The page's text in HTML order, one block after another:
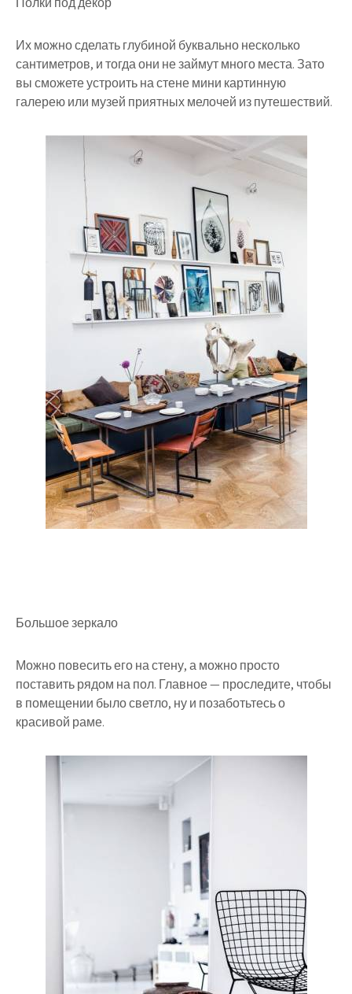
Их можно сделать глубиной буквально несколько
сантиметров, и тогда они не займут много места. Зато
вы сможете устроить на стене мини картинную
галерею или музей приятных мелочей из путешествий.
Большое зеркало
Можно повесить его на стену, а можно просто
поставить рядом на пол. Главное — проследите, чтобы
в помещении было светло, ну и позаботьтесь о
красивой раме.